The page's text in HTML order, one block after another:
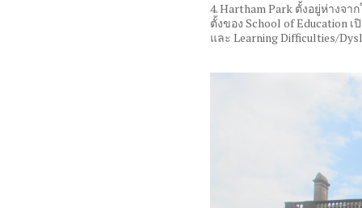
4. Hartham Park ตั้งอยู่ห่างจา
ตั้งของ School of Education เ
และ Learning Difficulties/